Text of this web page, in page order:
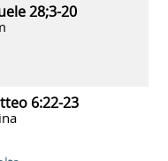
28;3-20
6:22-23